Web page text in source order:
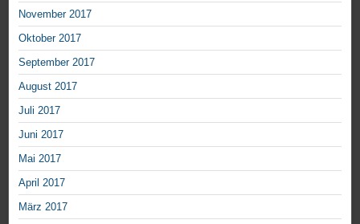
November 2017
Oktober 2017
September 2017
August 2017
Juli 2017
Juni 2017
Mai 2017
April 2017
März 2017